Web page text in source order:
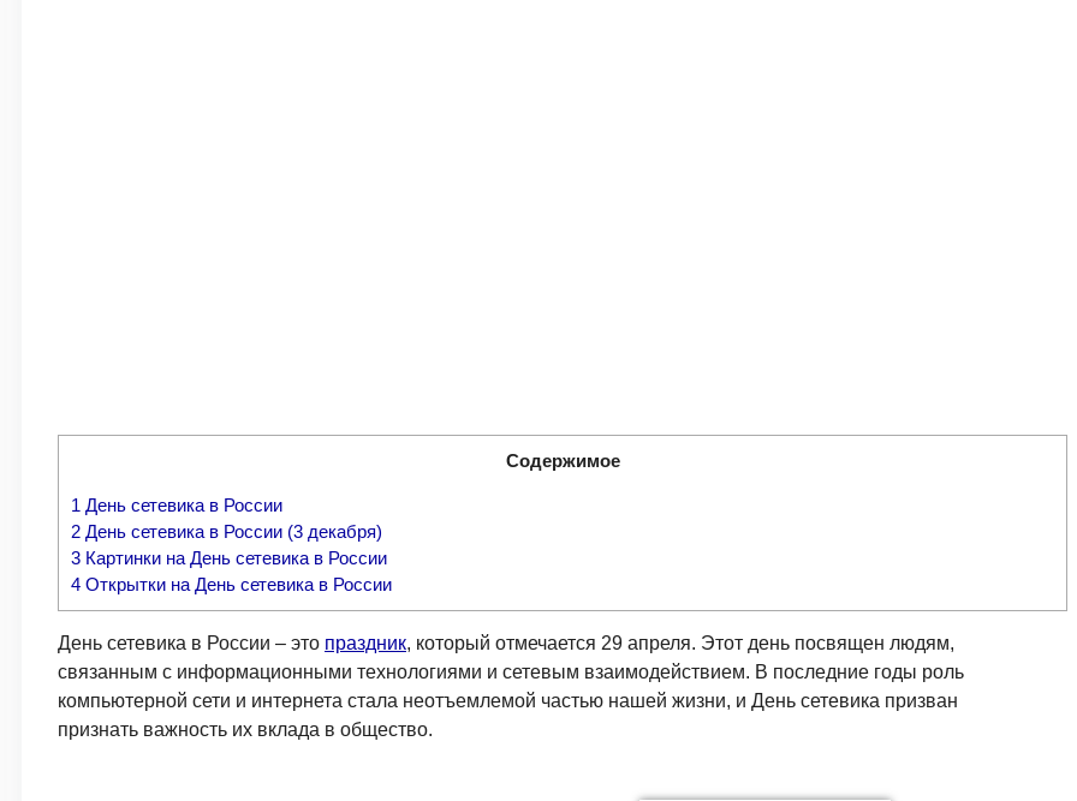
Содержимое
1 День сетевика в России
2 День сетевика в России (3 декабря)
3 Картинки на День сетевика в России
4 Открытки на День сетевика в России
День сетевика в России – это праздник, который отмечается 29 апреля. Этот день посвящен людям,
связанным с информационными технологиями и сетевым взаимодействием. В последние годы роль
компьютерной сети и интернета стала неотъемлемой частью нашей жизни, и День сетевика призван
признать важность их вклада в общество.